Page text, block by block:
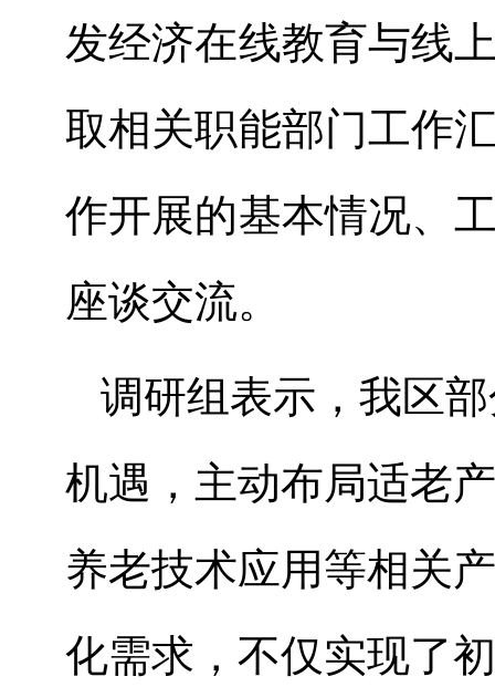
发经济在线教育与线
取相关职能部门工作
作开展的基本情况、
座谈交流。
调研组 表示，我区
机遇，主动布局适老
养老技术应用等相关
化需求，不仅实现了